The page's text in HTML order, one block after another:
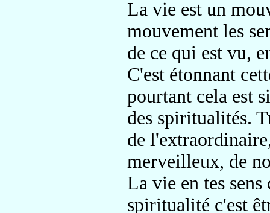
La vie est un
mouvement les
de ce qui est vu,
C'est étonnant
pourtant cela est
des spiritualités.
de
merveilleux, de
La vie en tes
spiritualité c'est